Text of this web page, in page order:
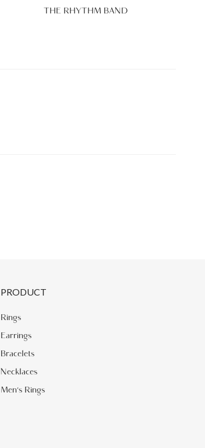
THE RHYTHM BAND
PRODUCT
Rings
Earrings
Bracelets
Necklaces
Men's Rings